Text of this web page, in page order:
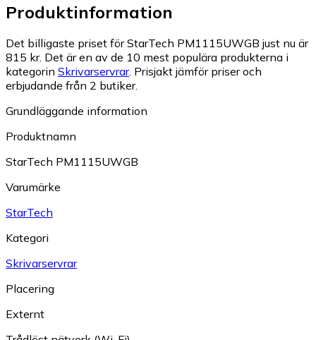
Produktinformation
Det billigaste priset för StarTech PM1115UWGB just nu är
815 kr. Det är en av de 10 mest populära produkterna i
kategorin Skrivarservrar. Prisjakt jämför priser och
erbjudande från 2 butiker.
Grundläggande information
Produktnamn
StarTech PM1115UWGB
Varumärke
StarTech
Kategori
Skrivarservrar
Placering
Externt